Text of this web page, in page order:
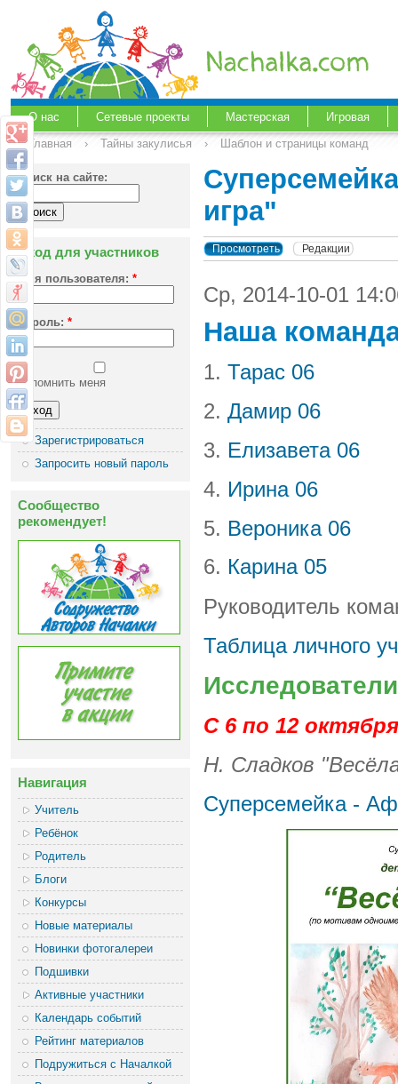
О нас Сетевые проекты Мастерская
Игровая
Главная
› Тайны закулисья › Шаблон и страницы команд
Поиск на сайте:
Вход для участников
Имя пользователя: *
Пароль: *
Запомнить меня
Зарегистрироваться
Запросить новый пароль
Сообщество
рекомендует!
Навигация
Учитель
Ребёнок
Родитель
Блоги
Конкурсы
Новые материалы
Новинки фотогалереи
Подшивки
Активные участники
Календарь событий
Рейтинг материалов
Подружиться с Началкой
игра"
Просмотреть Редакции
Ср, 2014-10-01
Наша
1. Тарас 06
2. Дамир 06
3. Елизавета 06
4. Ирина 06
5. Вероника 06
6. Карина 05
Руководитель
Таблица личного
С 6 по 12 октября
Н. Сладков
Суперсемейка -